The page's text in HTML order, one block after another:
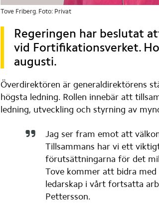
Tove Friberg. Foto: Privat
Regeringen har beslutat
vid Fortifikationsverket.
augusti.
Överdirektören är generaldirektörens
högsta ledning. Rollen innebär att
ledning, utveckling och styrning av
Jag ser fram emot att
Tillsammans har vi ett
förutsättningarna för det
Tove kommer att bidra
ledarskap i vårt fortsatta
Pettersson.